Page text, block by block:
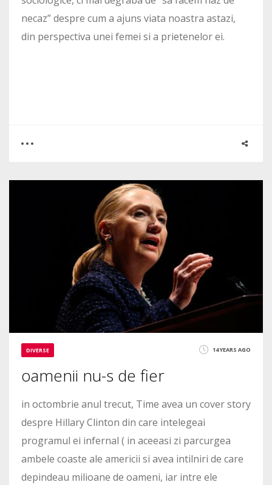
necaz” despre cum a ajuns viata noastra astazi,
din perspectiva unei femei si a prietenelor ei.
DIVERSE 14 YEARS AGO
oamenii nu-s de fier
in octombrie anul trecut, Time avea un cover story
despre Hillary Clinton din care intelegeai
programul ei infernal ( in aceeasi zi parcurgea
ambele coaste ale americii si avea intilniri de care
depindeau milioane de oameni, iar intre ele